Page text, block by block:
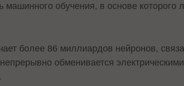
машинного обучения, в основе которого
более 86 миллиардов нейронов,
обменивается